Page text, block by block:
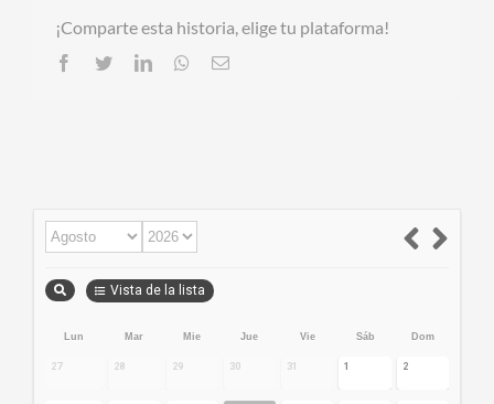
¡Comparte esta historia, elige tu plataforma!
Facebook
TwitterLinkedInWhatsapp
Email
Vista de la lista
Lun Mar Mie Jue Vie Sáb Dom
27 28 29 30 31 1 2